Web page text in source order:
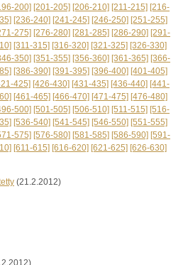
200] [201-205] [206-210] [211-215] [216-
[236-240] [241-245] [246-250] [251-255]
275] [276-280] [281-285] [286-290] [291-
[311-315] [316-320] [321-325] [326-330]
350] [351-355] [356-360] [361-365] [366-
[386-390] [391-395] [396-400] [401-405]
425] [426-430] [431-435] [436-440] [441-
[461-465] [466-470] [471-475] [476-480]
500] [501-505] [506-510] [511-515] [516-
[536-540] [541-545] [546-550] [551-555]
575] [576-580] [581-585] [586-590] [591-
[611-615] [616-620] [621-625] [626-630]
(21.2.2012)